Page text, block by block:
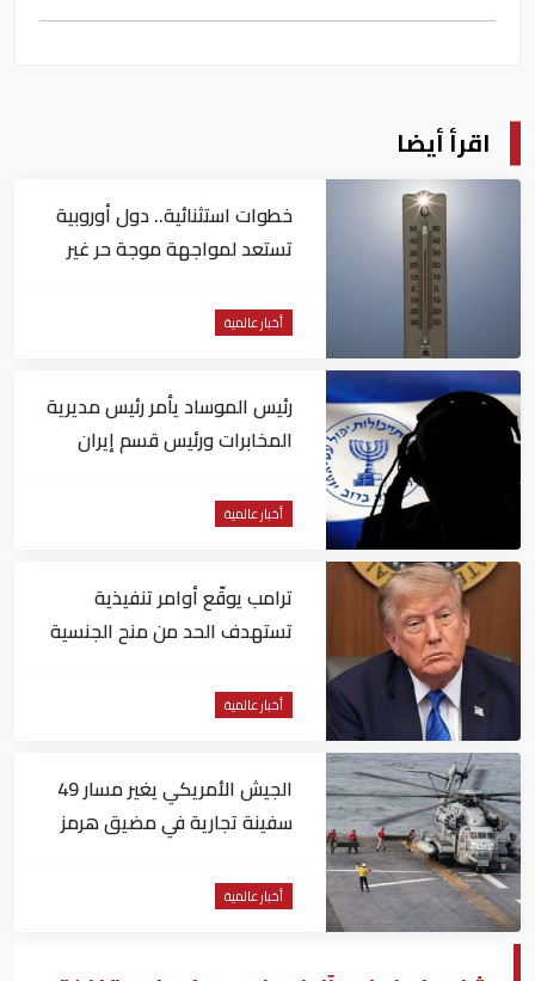
اقرأ أيضا
خطوات استثنائية.. دول أوروبية
تستعد لمواجهة موجة حر غير
أخبار عالمية
رئيس الموساد يأمر رئيس مديرية
المخابرات ورئيس قسم إيران
أخبار عالمية
ترامب يوقّع أوامر تنفيذية
تستهدف الحد من منح الجنسية
أخبار عالمية
الجيش الأمريكي يغير مسار 49
سفينة تجارية في مضيق هرمز
أخبار عالمية